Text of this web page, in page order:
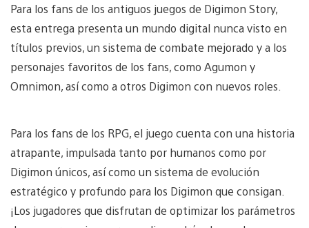
Para los fans de los antiguos juegos de Digimon Story,
esta entrega presenta un mundo digital nunca visto en
títulos previos, un sistema de combate mejorado y a los
personajes favoritos de los fans, como Agumon y
Omnimon, así como a otros Digimon con nuevos roles.
Para los fans de los RPG, el juego cuenta con una historia
atrapante, impulsada tanto por humanos como por
Digimon únicos, así como un sistema de evolución
estratégico y profundo para los Digimon que consigan.
¡Los jugadores que disfrutan de optimizar los parámetros